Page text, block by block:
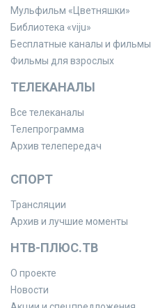
Мульфильм «Цветняшки»
Библиотека «viju»
Бесплатные каналы и фильмы
Фильмы для взрослых
ТЕЛЕКАНАЛЫ
Все телеканалы
Телепрограмма
Архив телепередач
СПОРТ
Трансляции
Архив и лучшие моменты
НТВ-ПЛЮС.ТВ
О проекте
Новости